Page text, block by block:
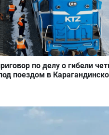
по делу о гибели
поездом в